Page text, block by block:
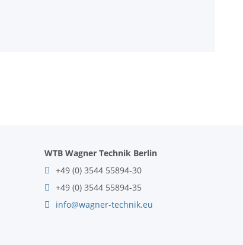
WTB Wagner Technik Berlin
+49 (0) 3544 55894-30
+49 (0) 3544 55894-35
info@wagner-technik.eu